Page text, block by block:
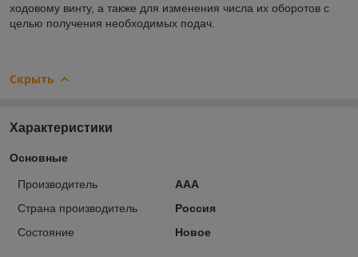
ходовому винту, а также для изменения числа их оборотов с
целью получения необходимых подач.
Скрыть
Характеристики
Основные
Производитель
ААА
Страна производитель
Россия
Состояние
Новое